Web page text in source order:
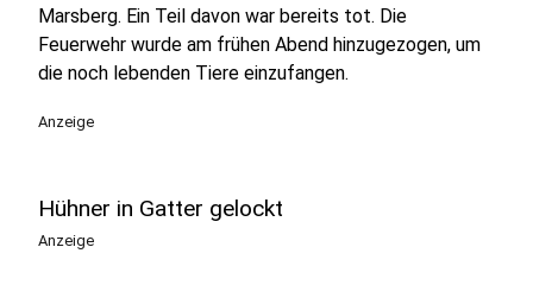
Marsberg. Ein Teil davon war bereits tot. Die
Feuerwehr wurde am frühen Abend hinzugezogen, um
die noch lebenden Tiere einzufangen.
Anzeige
Hühner in Gatter gelockt
Anzeige